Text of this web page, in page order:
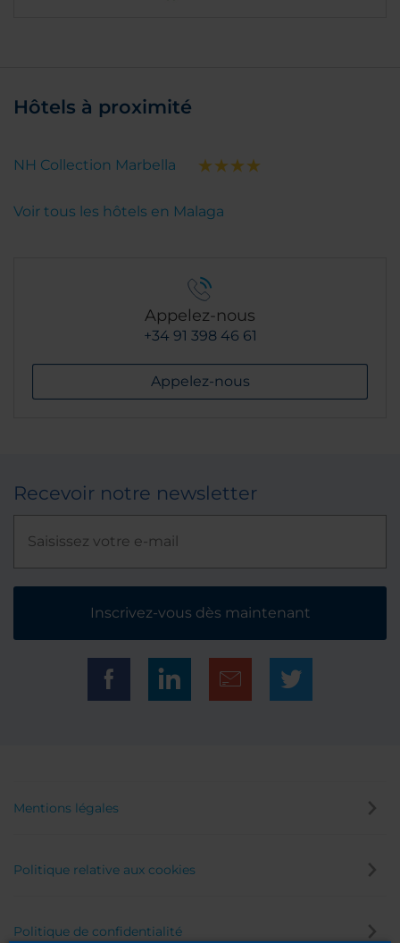
Hôtels à proximité
NH Collection Marbella
Voir tous les hôtels en Malaga
Appelez-nous
+34 91 398 46 61
Appelez-nous
Recevoir notre newsletter
Inscrivez-vous dès maintenant
Mentions légales
Politique relative aux cookies
Politique de confidentialité